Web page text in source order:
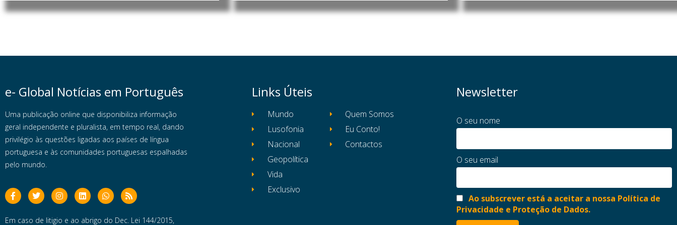
e- Global Notícias em Português
Uma publicação online que disponibiliza informação
geral independente e pluralista, em tempo real, dando
privilégio às questões ligadas aos países de língua
portuguesa e às comunidades portuguesas espalhadas
pelo mundo.
Em caso de litigio e ao abrigo do Dec. Lei 144/2015,
Links Úteis
Mundo
Lusofonia
Nacional
Geopolítica
Vida
Exclusivo
Quem Somos
Eu Conto!
Contactos
Newsletter
O seu nome
O seu email
Ao subscrever está a aceitar a nossa Política de
Privacidade e Proteção de Dados.